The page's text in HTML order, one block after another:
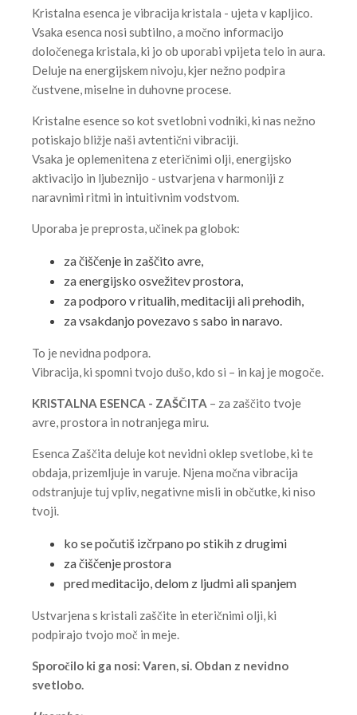
Kristalna esenca je vibracija kristala - ujeta v kapljico.
Vsaka esenca nosi subtilno, a močno informacijo
določenega kristala, ki jo ob uporabi vpijeta telo in aura.
Deluje na energijskem nivoju, kjer nežno podpira
čustvene, miselne in duhovne procese.
Kristalne esence so kot svetlobni vodniki, ki nas nežno
potiskajo bližje naši avtentični vibraciji.
Vsaka je oplemenitena z eteričnimi olji, energijsko
aktivacijo in ljubeznijo - ustvarjena v harmoniji z
naravnimi ritmi in intuitivnim vodstvom.
Uporaba je preprosta, učinek pa globok:
za čiščenje in zaščito avre,
za energijsko osvežitev prostora,
za podporo v ritualih, meditaciji ali prehodih,
za vsakdanjo povezavo s sabo in naravo.
To je nevidna podpora.
Vibracija, ki spomni tvojo dušo, kdo si – in kaj je mogoče.
KRISTALNA ESENCA - ZAŠČITA – za zaščito tvoje
avre, prostora in notranjega miru.
Esenca Zaščita deluje kot nevidni oklep svetlobe, ki te
obdaja, prizemljuje in varuje. Njena močna vibracija
odstranjuje tuj vpliv, negativne misli in občutke, ki niso
tvoji.
ko se počutiš izčrpano po stikih z drugimi
za čiščenje prostora
pred meditacijo, delom z ljudmi ali spanjem
Ustvarjena s kristali zaščite in eteričnimi olji, ki
podpirajo tvojo moč in meje.
Sporočilo ki ga nosi: Varen, si. Obdan z nevidno
svetlobo.